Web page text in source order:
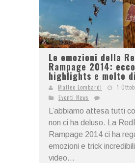
Le emozioni della
Rampage 2014:
highlights e molto
Matteo Lombardi
1
Eventi News
L’abbiamo attesa tutti
non ci ha deluso. La
Rampage 2014 ci ha
emozioni e trick
video...